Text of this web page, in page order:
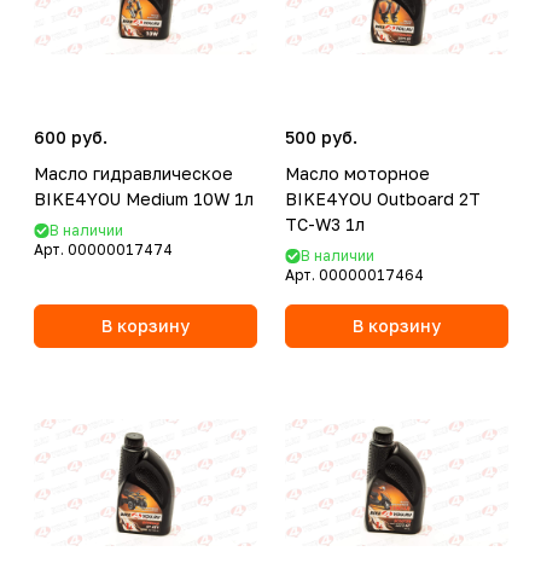
600 руб.
Масло гидравлическое
BIKE4YOU Medium 10W 1л
В наличии
Арт. 00000017474
В корзину
500 руб.
Масло моторное
BIKE4YOU Outboard 2T
TC-W3 1л
В наличии
Арт. 00000017464
В корзину